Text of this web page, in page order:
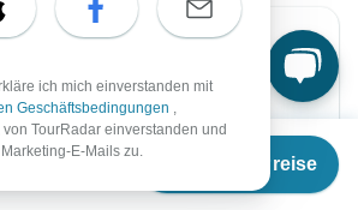
Termine & Preise
Bis Montag
7 Sep, 2026
ich mich einverstanden mit
Geschäftsbedingungen ,
von TourRadar einverstanden und
E-Mails zu.